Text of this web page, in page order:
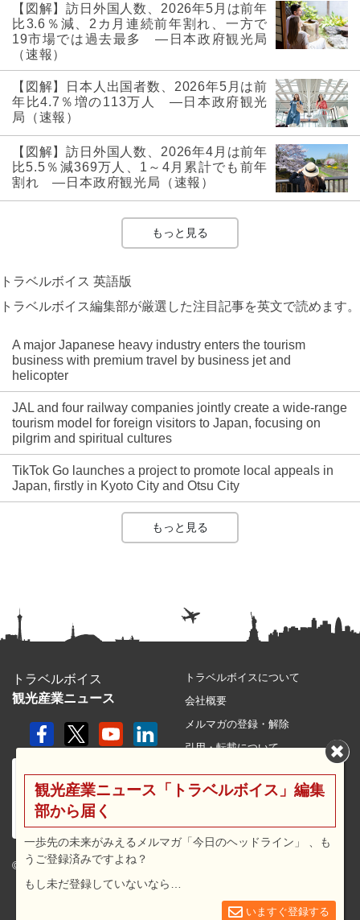
【図解】訪日外国人数、2026年5月は前年
比3.6％減、2カ月連続前年割れ、一方で
19市場では過去最多 ―日本政府観光局
（速報）
【図解】日本人出国者数、2026年5月は前
年比4.7％増の113万人 ―日本政府観光
局（速報）
【図解】訪日外国人数、2026年4月は前年
比5.5％減369万人、1～4月累計でも前年
割れ ―日本政府観光局（速報）
もっと見る
トラベルボイス 英語版
トラベルボイス編集部が厳選した注目記事を英文で読めます。
A major Japanese heavy industry enters the tourism
business with premium travel by business jet and
helicopter
JAL and four railway companies jointly create a wide-range
tourism model for foreign visitors to Japan, focusing on
pilgrim and spiritual cultures
TikTok Go launches a project to promote local appeals in
Japan, firstly in Kyoto City and Otsu City
もっと見る
トラベルボイス
観光産業ニュース
© 2026 travel voice.
トラベルボイスについて
会社概要
メルマガの登録・解除
引用・転載について
利用規約
広告メニュー・料金
観光産業ニュース「トラベルボイス」編集
部から届く
一歩先の未来がみえるメルマガ「今日のヘッドライン」 、も
うご登録済みですよね？
もし未だ登録していないなら…
いますぐ登録する